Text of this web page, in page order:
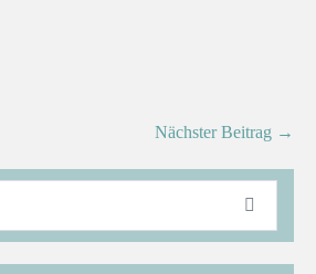
Nächster Beitrag →